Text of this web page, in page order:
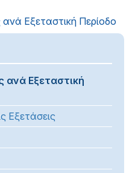
Εξεταστική Περίοδο
ανά Εξεταστική
Εξετάσεις